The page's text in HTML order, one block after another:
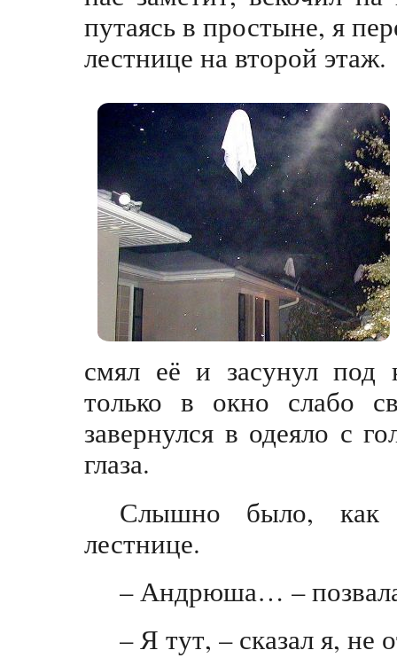
путаясь в простыне, я
лестнице на второй этаж.
смял её и засунул под
только в окно слабо
завернулся в одеяло с
глаза.
Слышно было, как
лестнице.
– Андрюша… –
– Я тут, – сказал я, не